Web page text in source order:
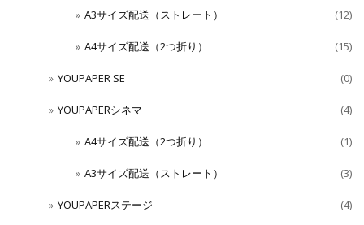
A3サイズ配送（ストレート） (12)
A4サイズ配送（2つ折り） (15)
YOUPAPER SE (0)
YOUPAPERシネマ (4)
A4サイズ配送（2つ折り） (1)
A3サイズ配送（ストレート） (3)
YOUPAPERステージ (4)